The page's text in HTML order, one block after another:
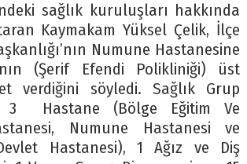
sağlık kuruluşları hakkında
Kaymakam Yüksel Çelik, İlçe
Numune Hastanesine
(Şerif Efendi Polikliniği) üst
verdiğini söyledi. Sağlık Grup
3 Hastane (Bölge Eğitim Ve
Numune Hastanesi ve
Hastanesi), 1 Ağız ve Diş